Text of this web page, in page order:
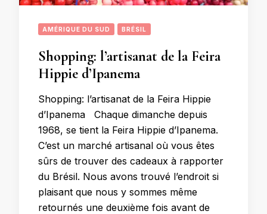
AMÉRIQUE DU SUD BRÉSIL
Shopping: l’artisanat de la Feira
Hippie d’Ipanema
Shopping: l’artisanat de la Feira Hippie
d’Ipanema Chaque dimanche depuis
1968, se tient la Feira Hippie d’Ipanema.
C’est un marché artisanal où vous êtes
sûrs de trouver des cadeaux à rapporter
du Brésil. Nous avons trouvé l’endroit si
plaisant que nous y sommes même
retournés une deuxième fois avant de